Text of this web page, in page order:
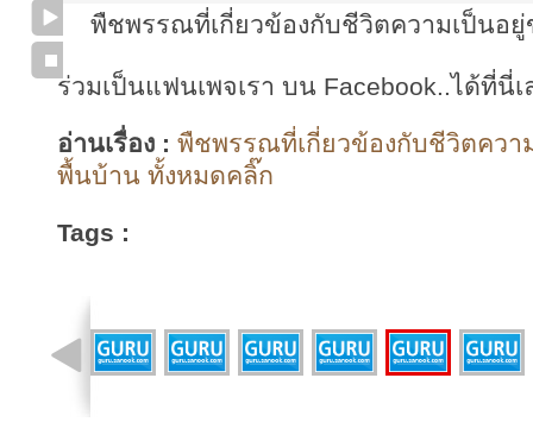
พืชพรรณที่เกี่ยวข้องกับชีวิตความเป็นอ
ร่วมเป็นแฟนเพจเรา บน Facebook..ได้ที่นี่เ
อ่านเรื่อง : พืชพรรณที่เกี่ยวข้องกับชีวิตควา
พื้นบ้าน ทั้งหมดคลิ๊ก
Tags :